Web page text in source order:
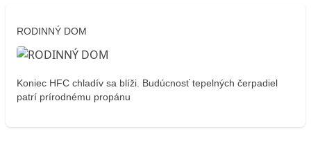
RODINNÝ DOM
Koniec HFC chladív sa blíži. Budúcnosť tepelných čerpadiel
patrí prírodnému propánu